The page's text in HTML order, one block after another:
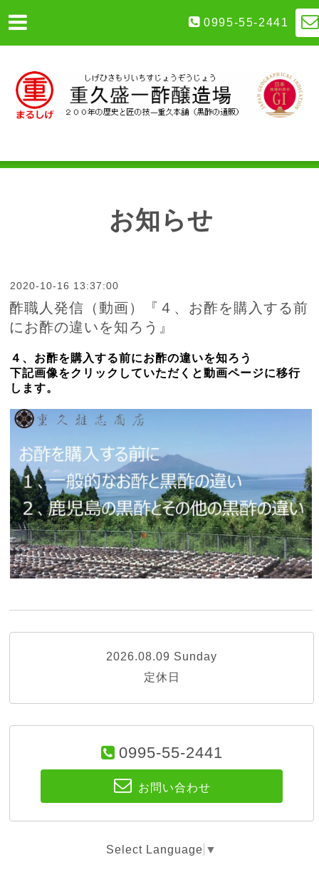
0995-55-2441
お知らせ
2020-10-16 13:37:00
酢職人発信（動画）『４、お酢を購入する前
にお酢の違いを知ろう』
４、お酢を購入する前にお酢の違いを知ろう
下記画像をクリックしていただくと動画ページに移行
します。
2026.08.09 Sunday
定休日
0995-55-2441
お問い合わせ
Select Language ▼